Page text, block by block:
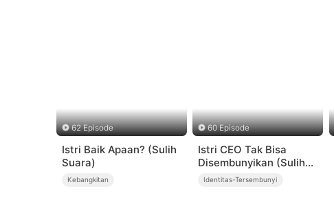
62 Episode
Istri Baik Apaan? (Sulih
Suara)
Kebangkitan
60 Episode
Istri CEO Tak Bisa
Disembunyikan (Sulih
Suara)
Identitas-Tersembunyi